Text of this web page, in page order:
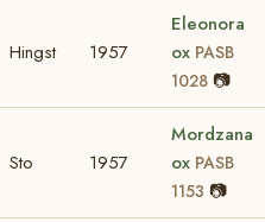
Hingst 1957
Eleonora
ox PASB
1028 📷
Sto 1957
Mordzana
ox PASB
1153 📷